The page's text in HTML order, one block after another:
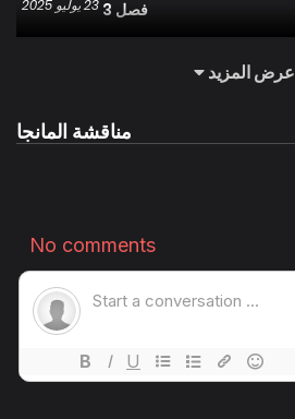
فصل 3 23 يوليو 2025
عرض المزيد
مناقشة المانجا